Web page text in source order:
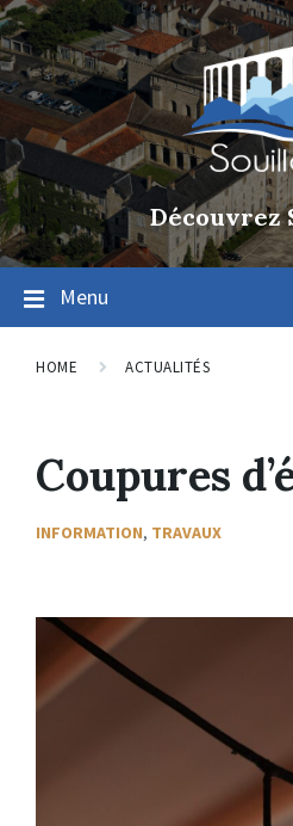
Découvrez
Menu
HOME ACTUALITÉS
Coupures
INFORMATION, TRAVAUX